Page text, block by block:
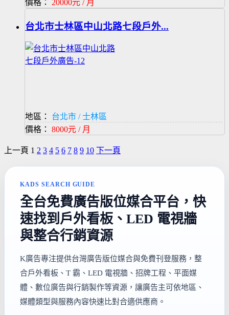
價格： 20000元 / 月
台北市士林區中山北路七段戶外...
地區：
台北市 / 士林區
價格： 8000元 / 月
上一頁 1 2 3 4 5 6 7 8 9 10 下一頁
KADS SEARCH GUIDE
全台免費廣告版位媒合平台，快
速找到戶外看板、LED 電視牆
與整合行銷資源
K廣告專注提供台灣廣告版位媒合與免費刊登服務，整
合戶外看板、T 霸、LED 電視牆、招牌工程、平面媒
體、數位廣告與行銷製作等資源，讓廣告主可依地區、
媒體類型與服務內容快速比對合適供應商。